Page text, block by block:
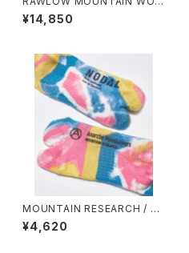
KS / DAD LITE CREW
¥14,850
MOUNTAIN RESEARCH / TI
E DYE TABI
¥4,620